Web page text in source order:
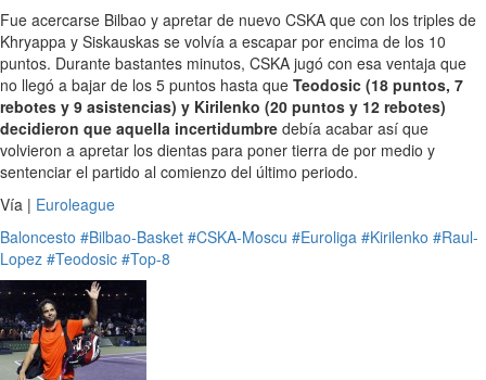
Fue acercarse Bilbao y apretar de nuevo CSKA que con los triples de
Khryappa y Siskauskas se volvía a escapar por encima de los 10
puntos. Durante bastantes minutos, CSKA jugó con esa ventaja que
no llegó a bajar de los 5 puntos hasta que Teodosic (18 puntos, 7
rebotes y 9 asistencias) y Kirilenko (20 puntos y 12 rebotes)
decidieron que aquella incertidumbre debía acabar así que
volvieron a apretar los dientas para poner tierra de por medio y
sentenciar el partido al comienzo del último periodo.
Vía | Euroleague
Baloncesto #Bilbao-Basket #CSKA-Moscu #Euroliga #Kirilenko #Raul-
Lopez #Teodosic #Top-8